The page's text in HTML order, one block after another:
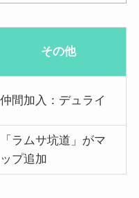
その他
仲間加入：デュライ
「ラムサ坑道」がマ
ップ追加